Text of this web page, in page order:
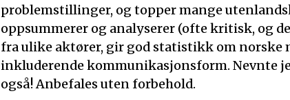
problemstillinger, og topper mange
oppsummerer og analyserer (ofte kritisk, og
fra ulike aktører, gir god statistikk om norske
inkluderende kommunikasjonsform. Nevnte
også! Anbefales uten forbehold.